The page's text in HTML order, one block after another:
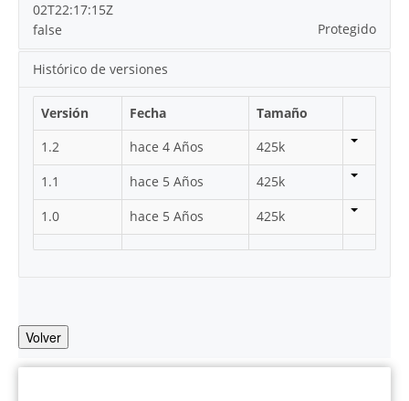
02T22:17:15Z
Protegido
false
Histórico de versiones
Versión Fecha
Tamaño
1.2
hace 4 Años
425k
1.1
hace 5 Años
425k
1.0
hace 5 Años 425k
Volver